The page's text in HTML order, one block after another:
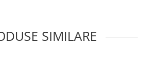
SIMILARE